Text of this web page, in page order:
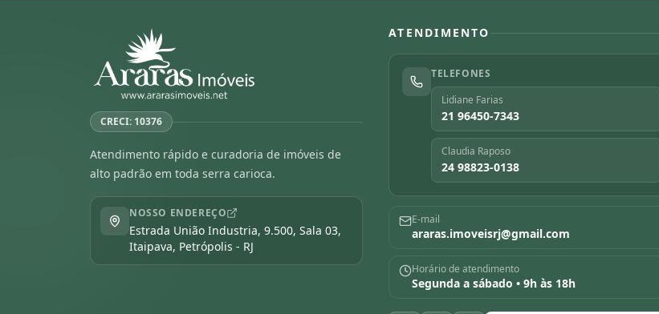
CRECI: 10376
Atendimento rápido e curadoria de imóveis de
alto padrão em toda serra carioca.
NOSSO ENDEREÇO
Estrada União Industria, 9.500, Sala 03,
Itaipava, Petrópolis - RJ
ATENDIMENTO
TELEFONES
Lidiane Farias
21 96450-7343
Claudia Raposo
24 98823-0138
E-mail
araras.imoveisrj@gmail.com
Horário de atendimento
Segunda a sábado • 9h às 18h